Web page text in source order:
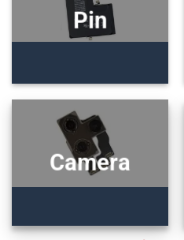
Pin
Camera